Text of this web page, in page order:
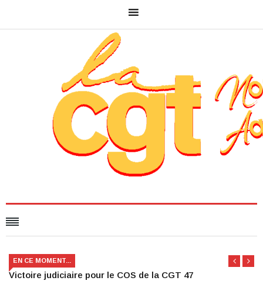
EN CE MOMENT...
Victoire judiciaire pour le COS de la CGT 47